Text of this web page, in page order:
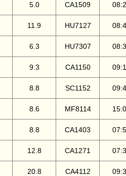
5.0 CA1509
11.9 HU7127
6.3 HU7307
9.3 CA1150
8.8 SC1152
8.6 MF8114
8.8 CA1403
12.8 CA1271
20.8 CA4112